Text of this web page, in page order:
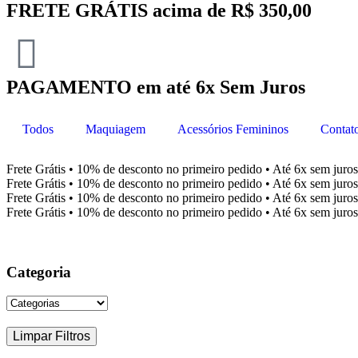
FRETE GRÁTIS acima de R$ 350,00
PAGAMENTO em até 6x Sem Juros
Todos Maquiagem Acessórios Femininos
Frete Grátis • 10% de desconto no primeiro pedido • Até 6x sem
Frete Grátis • 10% de desconto no primeiro pedido • Até 6x sem
Frete Grátis • 10% de desconto no primeiro pedido • Até 6x sem
Frete Grátis • 10% de desconto no primeiro pedido • Até 6x sem
Categoria
Limpar Filtros